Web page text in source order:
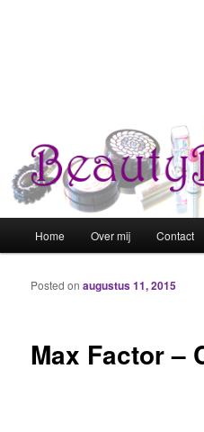
Spring naar de primaire inhoud
Spring naar de secundaire
Home Over mij Contact
Max Factor –
Posted onaugustus 11, 2015